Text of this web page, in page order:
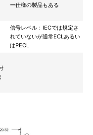
ー仕様の製品もある
信号レベル：IECでは規定さ
れていないが通常ECLあるい
はPECL